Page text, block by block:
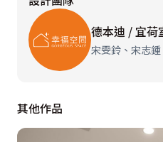
納，達到海量收納卻不具壓
窗捨棄布簾改用白色百葉窗
全熱交換機與管線則以圓弧
計，自然形成用餐區及燈光
進入私領域，以架高床區增
德本迪 / 宜荷
宋雯鈴、宋志鍾
其他作品